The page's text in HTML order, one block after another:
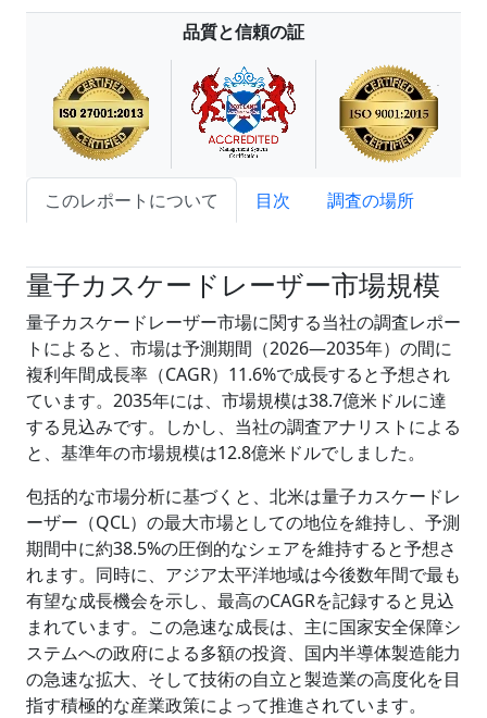
品質と信頼の証
このレポートについて 目次
調査の場所
量子カスケードレーザー市場規模
量子カスケードレーザー市場に関する当社の調査レポー
トによると、市場は予測期間（2026―2035年）の間に
複利年間成長率（CAGR）11.6%で成長すると予想され
ています。2035年には、市場規模は38.7億米ドルに達
する見込みです。しかし、当社の調査アナリストによる
と、基準年の市場規模は12.8億米ドルでしました。
包括的な市場分析に基づくと、北米は量子カスケードレ
ーザー（QCL）の最大市場としての地位を維持し、予測
期間中に約38.5%の圧倒的なシェアを維持すると予想さ
れます。同時に、アジア太平洋地域は今後数年間で最も
有望な成長機会を示し、最高のCAGRを記録すると見込
まれています。この急速な成長は、主に国家安全保障シ
ステムへの政府による多額の投資、国内半導体製造能力
の急速な拡大、そして技術の自立と製造業の高度化を目
指す積極的な産業政策によって推進されています。